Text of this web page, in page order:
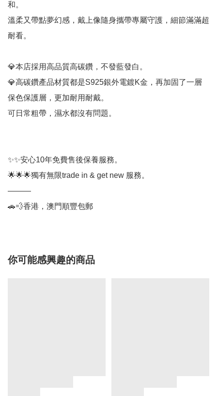
和。
溫柔又帶點夢幻感，戴上像隨身攜帶專屬守護，細節滿滿超
耐看。
💎本店採用高品質高碳鑽，不發藍發白。
💎高碳鑽產品材質都是S925銀外電鍍K金，再加固了一層
保色保護層，更加耐用耐戴。
可日常粗帶，濕水都沒有問題。
✨✨安心10年免費售後保養服務。
🌟🌟🌟獨有無限trade in & get new 服務。
———
🚗💨香港，澳門順豐包郵
你可能感興趣的商品